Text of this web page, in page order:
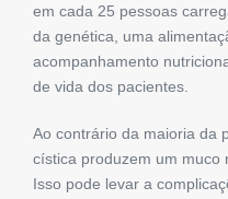
em cada 25 pessoas
da genética, uma
acompanhamento
de vida dos pacientes.
Ao contrário da maioria da
cística produzem um muco
Isso pode levar a